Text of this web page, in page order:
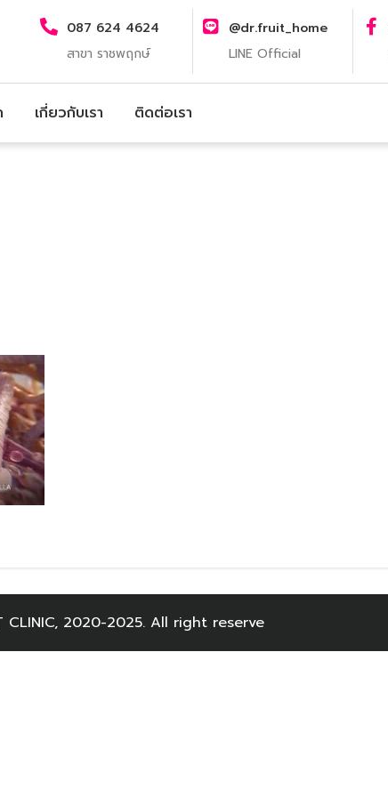
087 624 4624
สาขา ราชพฤกษ์
@dr.fruit_home
LINE Official
เกี่ยวกับเรา ติดต่อเรา
CLINIC, 2020-2025. All right reserve